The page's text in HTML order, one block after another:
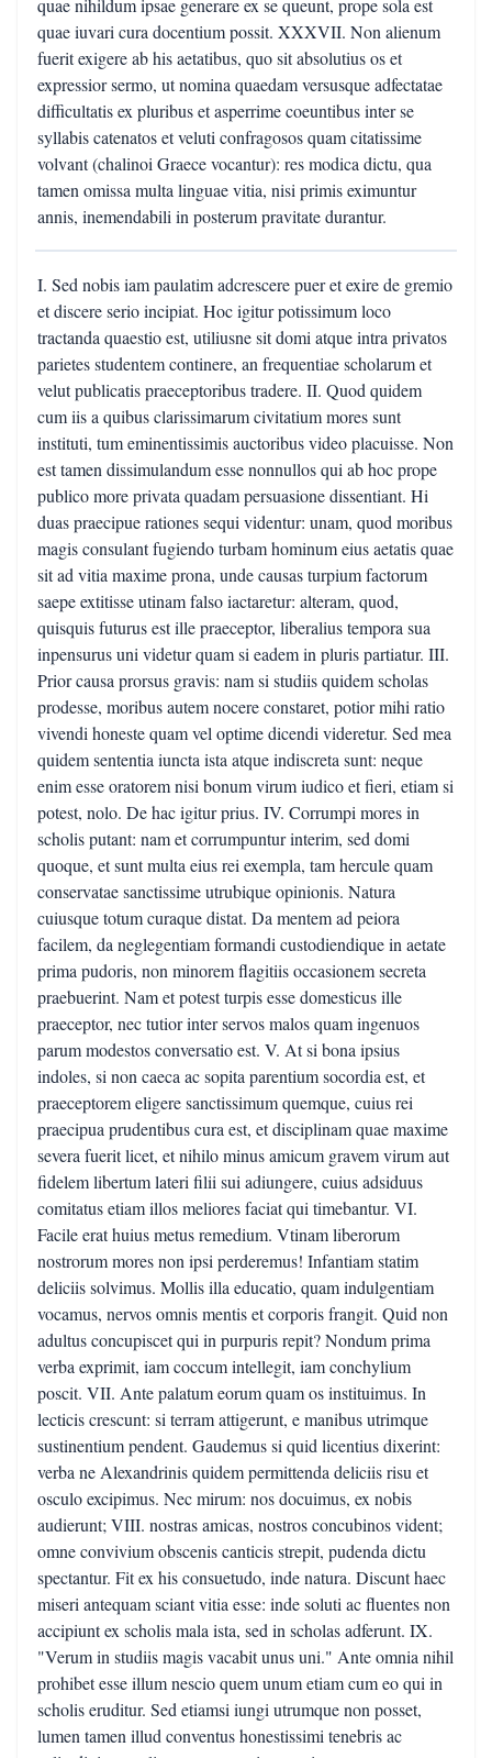
I. Sed nobis iam paulatim adcrescere puer et exire de gremio
et discere serio incipiat. Hoc igitur potissimum loco
tractanda quaestio est, utiliusne sit domi atque intra privatos
parietes studentem continere, an frequentiae scholarum et
velut publicatis praeceptoribus tradere. II. Quod quidem
cum iis a quibus clarissimarum civitatium mores sunt
instituti, tum eminentissimis auctoribus video placuisse. Non
est tamen dissimulandum esse nonnullos qui ab hoc prope
publico more privata quadam persuasione dissentiant. Hi
duas praecipue rationes sequi videntur: unam, quod moribus
magis consulant fugiendo turbam hominum eius aetatis quae
sit ad vitia maxime prona, unde causas turpium factorum
saepe extitisse utinam falso iactaretur: alteram, quod,
quisquis futurus est ille praeceptor, liberalius tempora sua
inpensurus uni videtur quam si eadem in pluris partiatur. III.
Prior causa prorsus gravis: nam si studiis quidem scholas
prodesse, moribus autem nocere constaret, potior mihi ratio
vivendi honeste quam vel optime dicendi videretur. Sed mea
quidem sententia iuncta ista atque indiscreta sunt: neque
enim esse oratorem nisi bonum virum iudico et fieri, etiam si
potest, nolo. De hac igitur prius. IV. Corrumpi mores in
scholis putant: nam et corrumpuntur interim, sed domi
quoque, et sunt multa eius rei exempla, tam hercule quam
conservatae sanctissime utrubique opinionis. Natura
cuiusque totum curaque distat. Da mentem ad peiora
facilem, da neglegentiam formandi custodiendique in aetate
prima pudoris, non minorem flagitiis occasionem secreta
praebuerint. Nam et potest turpis esse domesticus ille
praeceptor, nec tutior inter servos malos quam ingenuos
parum modestos conversatio est. V. At si bona ipsius
indoles, si non caeca ac sopita parentium socordia est, et
praeceptorem eligere sanctissimum quemque, cuius rei
praecipua prudentibus cura est, et disciplinam quae maxime
severa fuerit licet, et nihilo minus amicum gravem virum aut
fidelem libertum lateri filii sui adiungere, cuius adsiduus
comitatus etiam illos meliores faciat qui timebantur. VI.
Facile erat huius metus remedium. Vtinam liberorum
nostrorum mores non ipsi perderemus! Infantiam statim
deliciis solvimus. Mollis illa educatio, quam indulgentiam
vocamus, nervos omnis mentis et corporis frangit. Quid non
adultus concupiscet qui in purpuris repit? Nondum prima
verba exprimit, iam coccum intellegit, iam conchylium
poscit. VII. Ante palatum eorum quam os instituimus. In
lecticis crescunt: si terram attigerunt, e manibus utrimque
sustinentium pendent. Gaudemus si quid licentius dixerint:
verba ne Alexandrinis quidem permittenda deliciis risu et
osculo excipimus. Nec mirum: nos docuimus, ex nobis
audierunt; VIII. nostras amicas, nostros concubinos vident;
omne convivium obscenis canticis strepit, pudenda dictu
spectantur. Fit ex his consuetudo, inde natura. Discunt haec
miseri antequam sciant vitia esse: inde soluti ac fluentes non
accipiunt ex scholis mala ista, sed in scholas adferunt. IX.
"Verum in studiis magis vacabit unus uni." Ante omnia nihil
prohibet esse illum nescio quem unum etiam cum eo qui in
scholis eruditur. Sed etiamsi iungi utrumque non posset,
lumen tamen illud conventus honestissimi tenebris ac